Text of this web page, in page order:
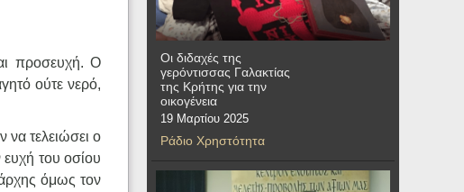
προσευχή. Ο
ούτε νερό,
να τελειώσει ο
του οσίου
όμως τον
Οι διδαχές της
γερόντισσας Γαλακτίας
της Κρήτης για την
οικογένεια
19 Μαρτίου 2025
Ράδιο Χρηστότητα